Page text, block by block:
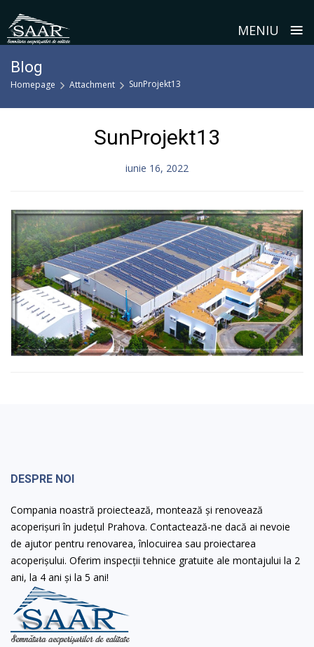
MENIU ≡
content
Blog
Homepage Attachment SunProjekt13
SunProjekt13
iunie 16, 2022
DESPRE NOI
Compania noastră proiectează, montează și renovează
acoperișuri în județul Prahova. Contactează-ne dacă ai nevoie
de ajutor pentru renovarea, înlocuirea sau proiectarea
acoperișului. Oferim inspecții tehnice gratuite ale montajului la 2
ani, la 4 ani și la 5 ani!